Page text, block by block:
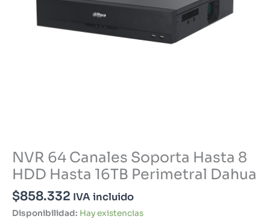
NVR 64 Canales Soporta Hasta 8
HDD Hasta 16TB Perimetral Dahua
$858.332 IVA incluido
Disponibilidad: Hay existencias